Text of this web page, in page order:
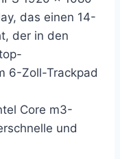
das einen 14-
der in den
6-Zoll-Trackpad
Core m3-
und